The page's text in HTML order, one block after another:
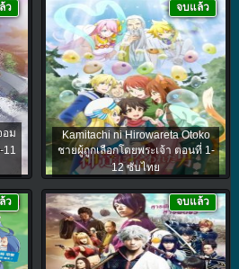
อม
ว
Kamitachi ni Hirowareta Otoko
ชายผู้ถูกเลือกโดยพระเจ้า ตอนที่ 1-
12 ซับไทย
จบแล้ว
ว จบแล้ว